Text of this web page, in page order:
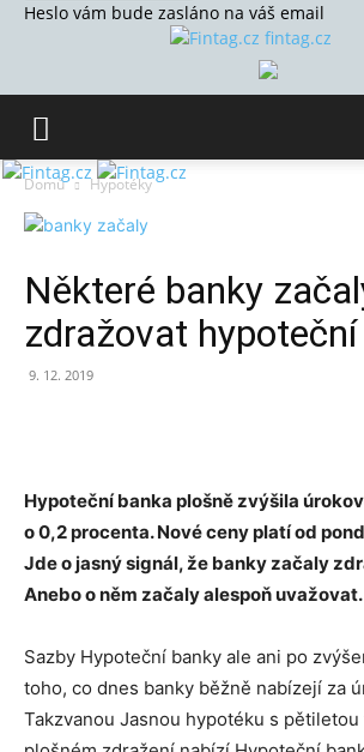
Heslo vám bude zasláno na váš email
fintag.cz
Domů Hypotéky
Některé banky
zdražovat
9. 12. 2019
Hypoteční banka plošně zvýšila
o 0,2 procenta. Nové ceny platí od
Jde o jasný signál, že banky začaly
Anebo o něm začaly alespoň uvažovat.
Sazby Hypoteční banky ale ani po
toho, co dnes banky běžně nabízejí za
Takzvanou Jasnou hypotéku s pětiletou